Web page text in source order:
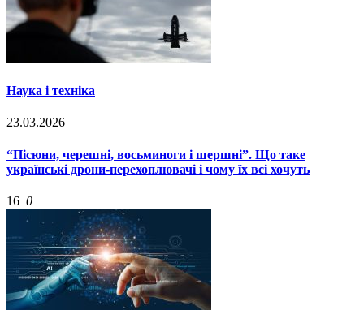
Наука і техніка
23.03.2026
“Пісюни, черешні, восьминоги і шершні”. Що таке
українські дрони-перехоплювачі і чому їх всі хочуть
16 0